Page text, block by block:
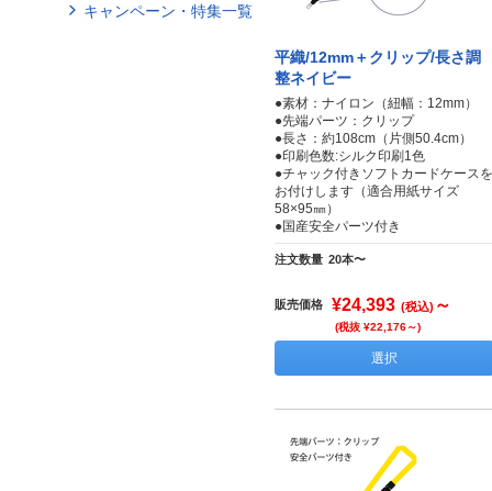
平織/12mm＋クリップ/長さ調
整ネイビー
●素材：ナイロン（紐幅：12mm）
●先端パーツ：クリップ
●長さ：約108cm（片側50.4cm）
●印刷色数:シルク印刷1色
●チャック付きソフトカードケースを
お付けします（適合用紙サイズ
58×95㎜）
●国産安全パーツ付き
注文数量 20本〜
販売価格 ¥24,393 (税込) ～
(税抜 ¥22,176～)
選択
キャンペーン・特集一覧